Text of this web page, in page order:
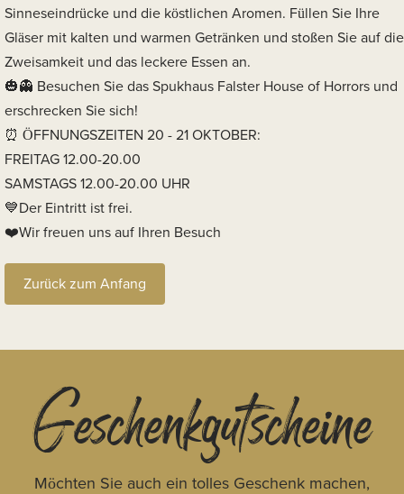
Sinneseindrücke und die köstlichen Aromen. Füllen Sie Ihre
Gläser mit kalten und warmen Getränken und stoßen Sie auf die
Zweisamkeit und das leckere Essen an.
Besuchen Sie das Spukhaus Falster House of Horrors und
erschrecken Sie sich!
ÖFFNUNGSZEITEN 20 - 21 OKTOBER:
FREITAG 12.00-20.00
SAMSTAGS 12.00-20.00 UHR
Der Eintritt ist frei.
Wir freuen uns auf Ihren Besuch
Zurück zum Anfang
Geschenkgutscheine
Möchten Sie auch ein tolles Geschenk machen,